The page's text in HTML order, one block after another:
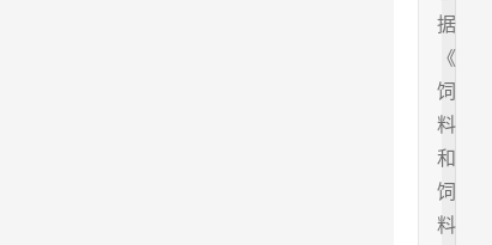
据
《
饲
料
和
饲
料